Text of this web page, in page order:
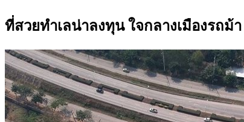
ที่สวยทำเลน่าลงทุน ใจกลางเมืองรถม้า